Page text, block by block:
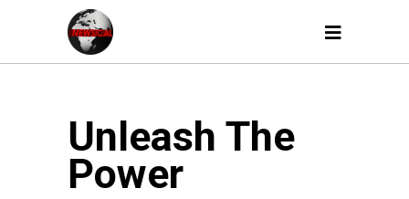
Unleash The
Power